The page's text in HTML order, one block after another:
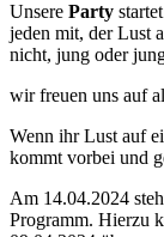
Unsere Party
jeden mit, der Lust
nicht, jung oder
wir freuen uns auf
Wenn ihr Lust auf
kommt vorbei und
Am 14.04.2024
Programm. Hierzu